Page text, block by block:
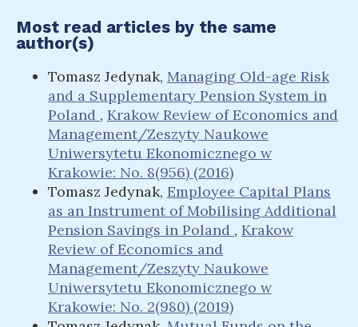
Most read articles by the same
author(s)
Tomasz Jedynak, Managing Old-age Risk
and a Supplementary Pension System in
Poland , Krakow Review of Economics and
Management/Zeszyty Naukowe
Uniwersytetu Ekonomicznego w
Krakowie: No. 8(956) (2016)
Tomasz Jedynak, Employee Capital Plans
as an Instrument of Mobilising Additional
Pension Savings in Poland , Krakow
Review of Economics and
Management/Zeszyty Naukowe
Uniwersytetu Ekonomicznego w
Krakowie: No. 2(980) (2019)